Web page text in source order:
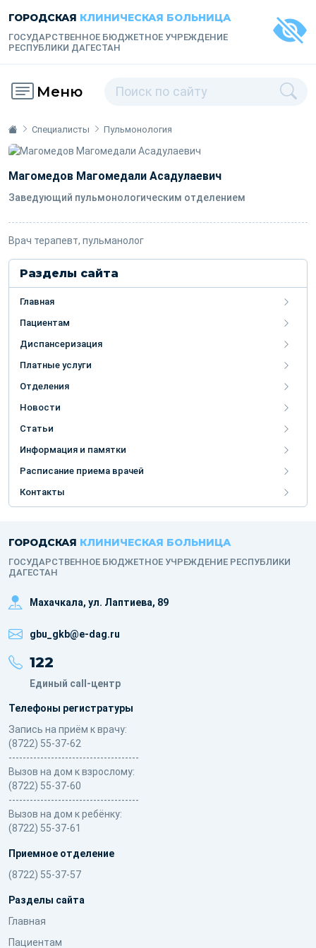
ГОРОДСКАЯ КЛИНИЧЕСКАЯ БОЛЬНИЦА
ГОСУДАРСТВЕННОЕ БЮДЖЕТНОЕ УЧРЕЖДЕНИЕ
РЕСПУБЛИКИ ДАГЕСТАН
Меню
Специалисты Пульмонология
Магомедов Магомедали Асадулаевич
Заведующий пульмонологическим отделением
Врач терапевт, пульманолог
Разделы сайта
Главная
Пациентам
Диспансеризация
Платные услуги
Отделения
Новости
Статьи
Информация и памятки
Расписание приема врачей
Контакты
ГОРОДСКАЯ КЛИНИЧЕСКАЯ БОЛЬНИЦА
ГОСУДАРСТВЕННОЕ БЮДЖЕТНОЕ УЧРЕЖДЕНИЕ РЕСПУБЛИКИ
ДАГЕСТАН
Махачкала, ​ул. Лаптиева, 89
gbu_gkb@e-dag.ru
122
Единый call-центр
Телефоны регистратуры
Запись на приём к врачу:
(8722) 55-37-62
-------------------------------------
Вызов на дом к взрослому:
(8722) 55-37-60
-------------------------------------
Вызов на дом к ребёнку:
(8722) 55-37-61
Приемное отделение
(8722) 55-37-57
Разделы сайта
Главная
Пациентам